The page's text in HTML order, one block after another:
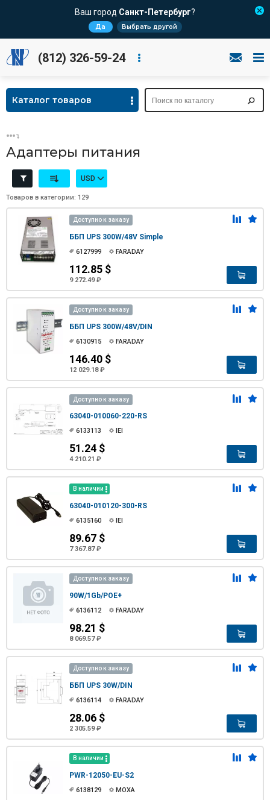
Ваш город Санкт-Петербург?
Да Выбрать другой
(812) 326-59-24
Каталог товаров
Адаптеры питания
USD
Товаров в категории: 129
Доступно к заказу
ББП UPS 300W/48V Simple
6127999 FARADAY
112.85 $
9 272.49 ₽
Доступно к заказу
ББП UPS 300W/48V/DIN
6130915 FARADAY
146.40 $
12 029.18 ₽
Доступно к заказу
63040-010060-220-RS
6133113 IEI
51.24 $
4 210.21 ₽
В наличии
63040-010120-300-RS
6135160 IEI
89.67 $
7 367.87 ₽
Доступно к заказу
90W/1Gb/POE+
6136112 FARADAY
98.21 $
8 069.57 ₽
Доступно к заказу
ББП UPS 30W/DIN
6136114 FARADAY
28.06 $
2 305.59 ₽
В наличии
PWR-12050-EU-S2
6138129 MOXA